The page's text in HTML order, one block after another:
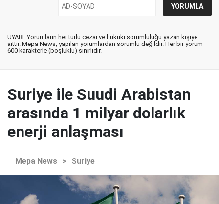
UYARI: Yorumların her türlü cezai ve hukuki sorumluluğu yazan kişiye
aittir. Mepa News, yapılan yorumlardan sorumlu değildir. Her bir yorum
600 karakterle (boşluklu) sınırlıdır.
Suriye ile Suudi Arabistan
arasında 1 milyar dolarlık
enerji anlaşması
Mepa News > Suriye